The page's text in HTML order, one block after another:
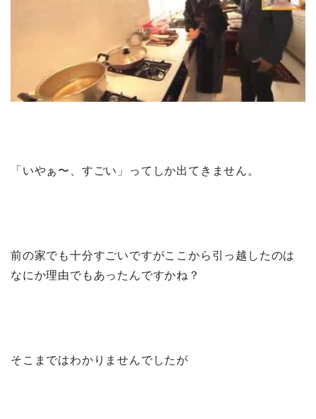
「いやぁ〜、すごい」ってしか出てきません。
前の家でも十分すごいですがここから引っ越したのは
なにか理由でもあったんですかね？
そこまではわかりませんでしたが